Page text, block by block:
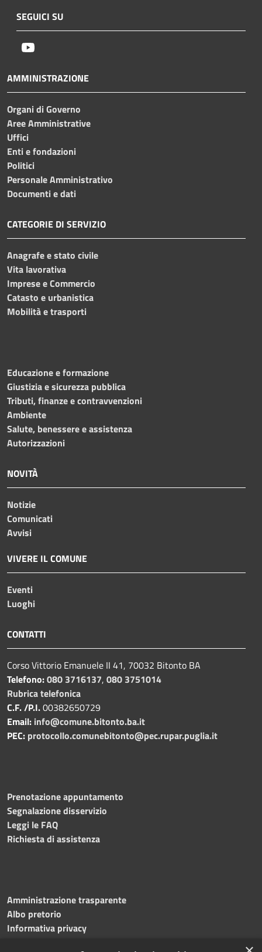
SEGUICI SU
AMMINISTRAZIONE
Organi di Governo
Aree Amministrative
Uffici
Enti e fondazioni
Politici
Personale Amministrativo
Documenti e dati
CATEGORIE DI SERVIZIO
Anagrafe e stato civile
Vita lavorativa
Imprese e Commercio
Catasto e urbanistica
Mobilità e trasporti
Educazione e formazione
Giustizia e sicurezza pubblica
Tributi, finanze e contravvenzioni
Ambiente
Salute, benessere e assistenza
Autorizzazioni
NOVITÀ
Notizie
Comunicati
Avvisi
VIVERE IL COMUNE
Eventi
Luoghi
CONTATTI
Corso Vittorio Emanuele II 41, 70032 Bitonto BA
Telefono:080 3716137, 080 3751014
Rubrica telefonica
C.F. /P.I.00382650729
Email: info@comune.bitonto.ba.it
PEC: protocollo.comunebitonto@pec.rupar.puglia.it
Prenotazione appuntamento
Segnalazione disservizio
Leggi le FAQ
Richiesta di assistenza
Amministrazione trasparente
Albo pretorio
Informativa privacy